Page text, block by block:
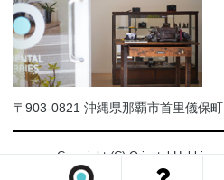
〒903-0821 沖縄県那覇市首里儀保
Copyright (C) Oriental-